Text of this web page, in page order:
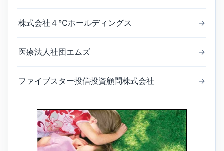
株式会社４℃ホールディングス →
医療法人社団エムズ →
ファイブスター投信投資顧問株式会社 →